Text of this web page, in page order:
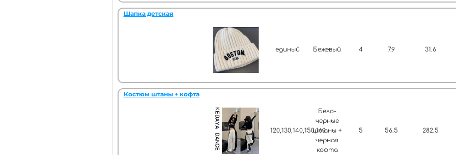
Шапка детская
единый Бежевый 4 7.9 31.6
Костюм штаны + кофта
120,130,140,150,160
Бело-
черные
штаны +
черная
кофта
5 56.5 282.5